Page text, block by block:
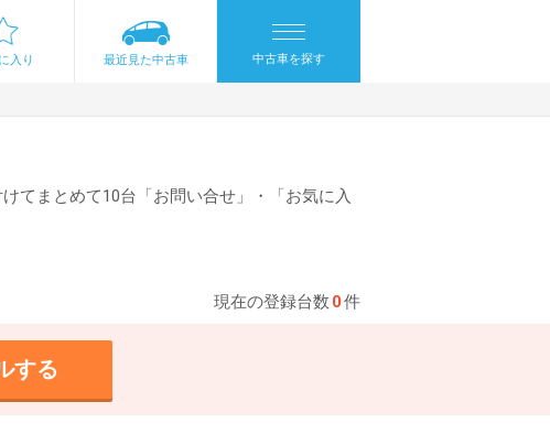
入り 最近見た中古車 中古車を探す
てまとめて10台「お問い合せ」・「お気に入
現在の登録台数 0件
する